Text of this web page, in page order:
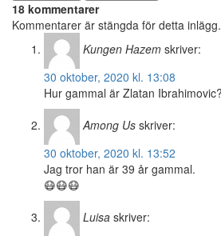
18 kommentarer
Kommentarer är stängda för detta inlägg.
Kungen Hazem skriver:
30 oktober, 2020 kl. 13:08
Hur gammal är Zlatan Ibrahimovic?
Among Us skriver:
30 oktober, 2020 kl. 13:52
Jag tror han är 39 år gammal.
😷😷😷
Luisa skriver: